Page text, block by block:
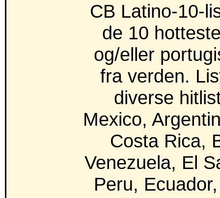
CB Latino-10-
de 10
og/eller
fra verden.
diverse
Mexico,
Costa Rica,
Venezuela, El
Peru,